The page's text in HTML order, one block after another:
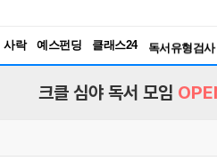
사락 예스펀딩 클래스24
독서유형검사
RBTI Lab
크클 심야 독서 모임